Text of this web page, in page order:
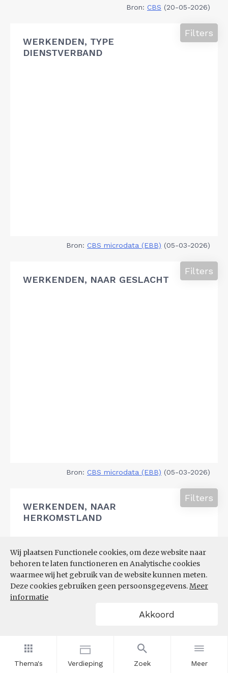
Thema's Verdieping Zoek Meer
Wij plaatsen Functionele cookies, om deze website naar
behoren te laten functioneren en Analytische cookies
waarmee wij het gebruik van de website kunnen meten.
Deze cookies gebruiken geen persoonsgegevens.Meer
informatie
Akkoord
Bron: CBS (20-05-2026)
WERKENDEN, TYPE
DIENSTVERBAND
Filters
Bron: CBS microdata (EBB) (05-03-2026)
WERKENDEN, NAAR GESLACHT
Filters
Bron: CBS microdata (EBB) (05-03-2026)
WERKENDEN, NAAR
HERKOMSTLAND
Filters